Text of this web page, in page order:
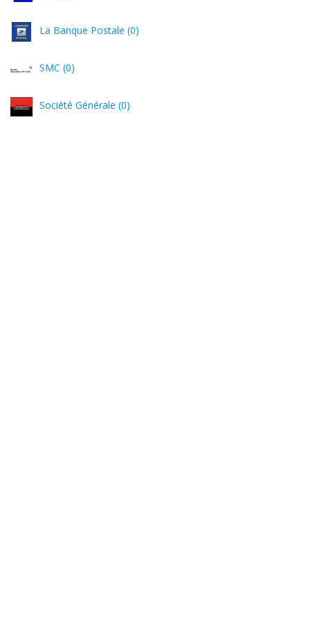
La Banque Postale (0)
SMC (0)
Société Générale (0)